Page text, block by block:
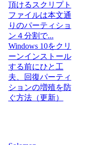
頂けるスクリプト
ファイルは本文通
りのパーティショ
ン４分割で...
Windows 10をクリ
ーンインストール
する前にひと工
夫、回復パーティ
ションの増殖を防
ぐ方法（更新）